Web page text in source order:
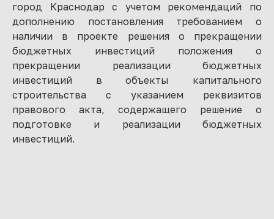
город Краснодар с учетом рекомендаций по
дополнению постановления требованием о
наличии в проекте решения о прекращении
бюджетных инвестиций положения о
прекращении реализации бюджетных
инвестиций в объекты капитального
строительства с указанием реквизитов
правового акта, содержащего решение о
подготовке и реализации бюджетных
инвестиций.